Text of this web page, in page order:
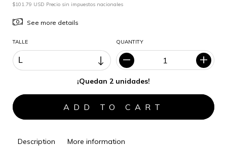
$101.79 USD Precio sin impuestos nacionales
See more details
TALLE QUANTITY
¡Quedan 2 unidades!
Description More information